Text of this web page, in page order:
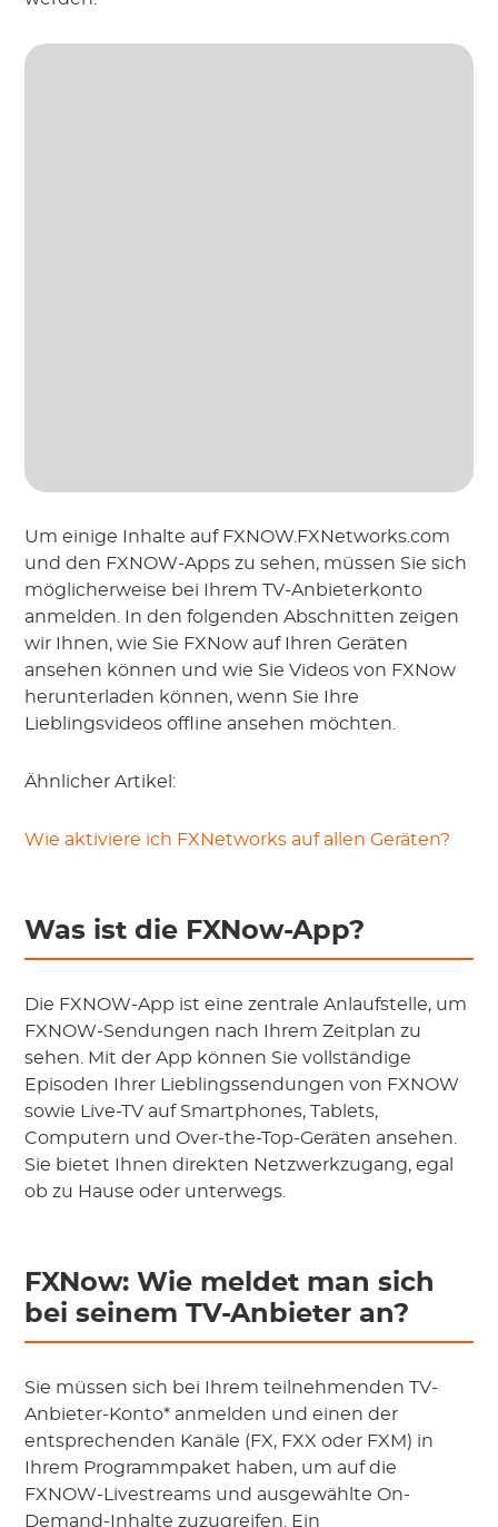
Um einige Inhalte auf FXNOW.FXNetworks.com
und den FXNOW-Apps zu sehen, müssen Sie sich
möglicherweise bei Ihrem TV-Anbieterkonto
anmelden. In den folgenden Abschnitten zeigen
wir Ihnen, wie Sie FXNow auf Ihren Geräten
ansehen können und wie Sie Videos von FXNow
herunterladen können, wenn Sie Ihre
Lieblingsvideos offline ansehen möchten.
Ähnlicher Artikel:
Wie aktiviere ich FXNetworks auf allen Geräten?
Was ist die FXNow-App?
Die FXNOW-App ist eine zentrale Anlaufstelle, um
FXNOW-Sendungen nach Ihrem Zeitplan zu
sehen. Mit der App können Sie vollständige
Episoden Ihrer Lieblingssendungen von FXNOW
sowie Live-TV auf Smartphones, Tablets,
Computern und Over-the-Top-Geräten ansehen.
Sie bietet Ihnen direkten Netzwerkzugang, egal
ob zu Hause oder unterwegs.
FXNow: Wie meldet man sich
bei seinem TV-Anbieter an?
Sie müssen sich bei Ihrem teilnehmenden TV-
Anbieter-Konto* anmelden und einen der
entsprechenden Kanäle (FX, FXX oder FXM) in
Ihrem Programmpaket haben, um auf die
FXNOW-Livestreams und ausgewählte On-
Demand-Inhalte zuzugreifen. Ein